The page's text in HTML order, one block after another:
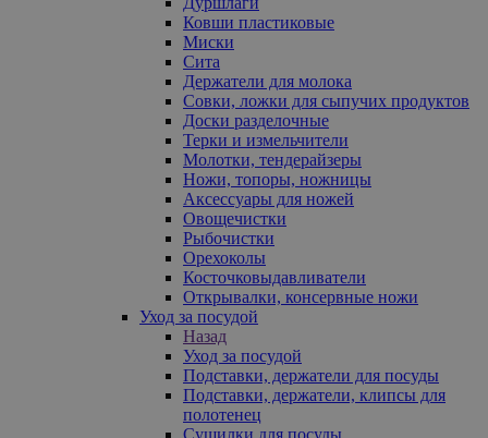
Ковши пластиковые
Миски
Сита
Держатели для молока
Совки, ложки для сыпучих продуктов
Доски разделочные
Терки и измельчители
Молотки, тендерайзеры
Ножи, топоры, ножницы
Аксессуары для ножей
Овощечистки
Рыбочистки
Орехоколы
Косточковыдавливатели
Открывалки, консервные ножи
Уход за посудой
Назад
Уход за посудой
Подставки, держатели для посуды
Подставки, держатели, клипсы для
полотенец
Сушилки для посуды